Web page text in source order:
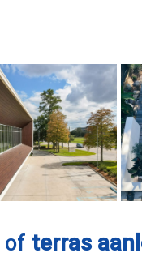
of terras